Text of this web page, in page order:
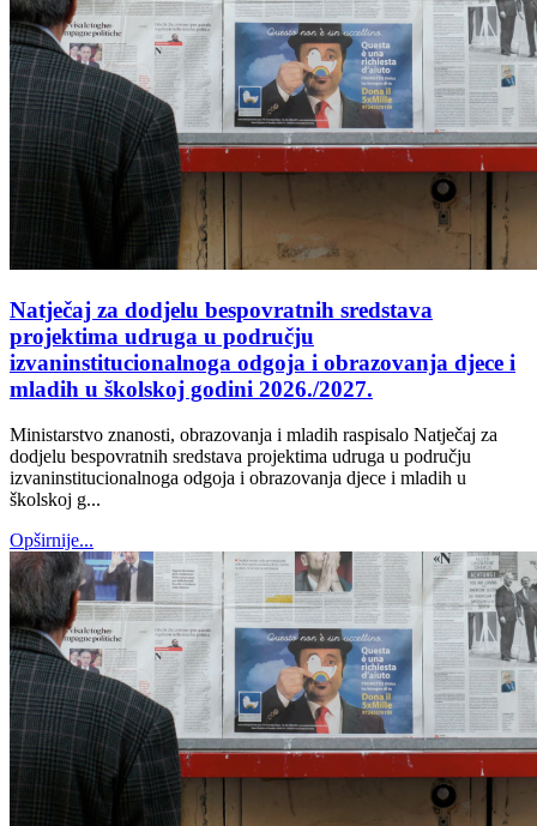
Natječaj za dodjelu bespovratnih sredstava
projektima udruga u području
izvaninstitucionalnoga odgoja i obrazovanja djece i
mladih u školskoj godini 2026./2027.
Ministarstvo znanosti, obrazovanja i mladih raspisalo Natječaj za
dodjelu bespovratnih sredstava projektima udruga u području
izvaninstitucionalnoga odgoja i obrazovanja djece i mladih u
školskoj g...
Opširnije...